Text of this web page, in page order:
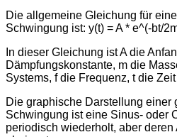
Die allgemeine Gleichung für
Schwingung ist: y(t) = A * e^(-bt/
In dieser Gleichung ist A die
Dämpfungskonstante, m die
Systems, f die Frequenz, t die
Die graphische Darstellung einer
Schwingung ist eine Sinus- oder
periodisch wiederholt, aber